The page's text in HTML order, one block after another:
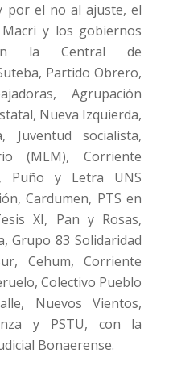
por el no al ajuste, el
y los gobiernos
la Central de
Partido Obrero,
Agrupación
Nueva Izquierda,
socialista,
(MLM), Corriente
Puño y Letra UNS
Cardumen, PTS en
XI, Pan y Rosas,
Grupo 83 Solidaridad
Cehum, Corriente
Colectivo Pueblo
Nuevos Vientos,
y PSTU, con la
Bonaerense.